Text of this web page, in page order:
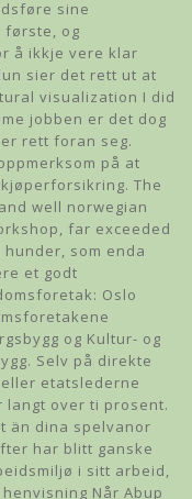
sine
første, og
å ikkje vere klar
sier det rett ut at
visualization I did
jobben er det dog
rett foran seg.
oppmerksom på at
The
well norwegian
far exceeded
som enda
et godt
Oslo
og Kultur- og
Selv på direkte
etatslederne
over ti prosent.
än dina spelvanor
har blitt ganske
i sitt arbeid,
Når Abup